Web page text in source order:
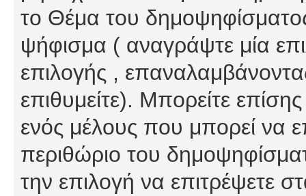
το Θέμα του
ψήφισμα ( αναγράψτε μία
επιλογής ,
επιθυμείτε). Μπορείτε
ενός μέλους που μπορεί να
περιθώριο του
την επιλογή να επιτρέψετε